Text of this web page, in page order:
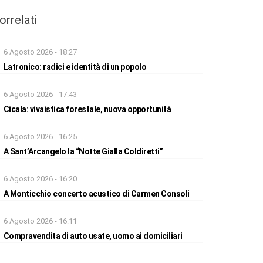
6 Agosto 2026 - 18:27
Latronico: radici e identità di un popolo
6 Agosto 2026 - 17:43
Cicala: vivaistica forestale, nuova opportunità
6 Agosto 2026 - 16:25
A Sant’Arcangelo la “Notte Gialla Coldiretti”
6 Agosto 2026 - 16:20
A Monticchio concerto acustico di Carmen Consoli
6 Agosto 2026 - 16:11
Compravendita di auto usate, uomo ai domiciliari